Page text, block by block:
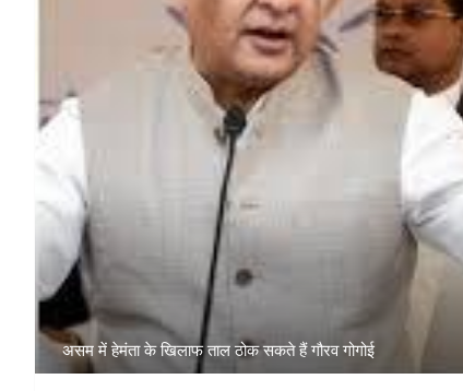
असम में हेमंता के खिलाफ ताल ठोक सकते हैं गौरव गोगोई